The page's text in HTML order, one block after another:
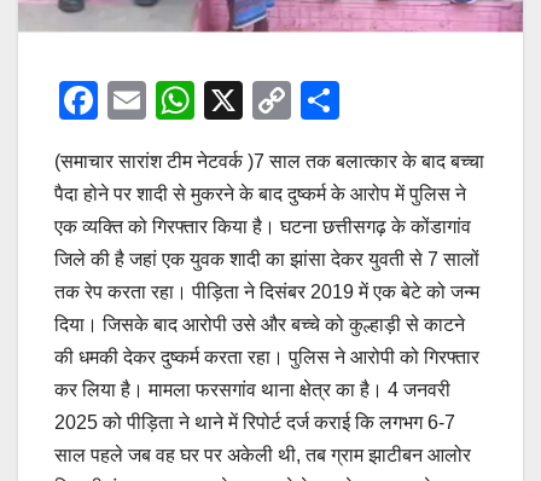
F
c
e
b
o
o
k
E
m
ail
W
h
at
s
A
p
p
X
C
p
y
Li
n
k
ar
e
(समाचार सारांश टीम नेटवर्क )7 साल तक बलात्कार के बाद बच्चा
पैदा होने पर शादी से मुकरने के बाद दुष्कर्म के आरोप में पुलिस ने
एक व्यक्ति को गिरफ्तार किया है। घटना छत्तीसगढ़ के कोंडागांव
जिले की है जहां एक युवक शादी का झांसा देकर युवती से 7 सालों
तक रेप करता रहा। पीड़िता ने दिसंबर 2019 में एक बेटे को जन्म
दिया। जिसके बाद आरोपी उसे और बच्चे को कुल्हाड़ी से काटने
की धमकी देकर दुष्कर्म करता रहा। पुलिस ने आरोपी को गिरफ्तार
कर लिया है। मामला फरसगांव थाना क्षेत्र का है। 4 जनवरी
2025 को पीड़िता ने थाने में रिपोर्ट दर्ज कराई कि लगभग 6-7
साल पहले जब वह घर पर अकेली थी, तब ग्राम झाटीबन आलोर